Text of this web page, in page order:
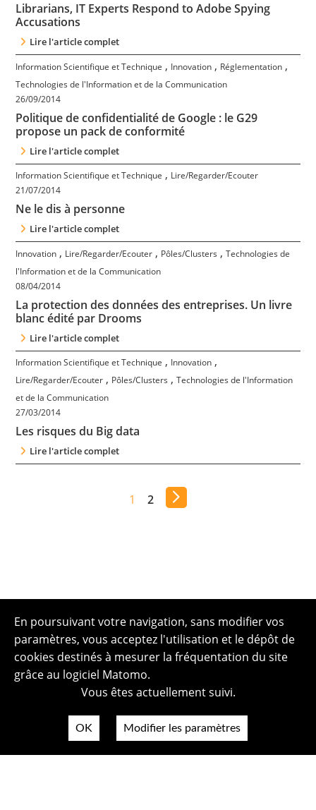
Librarians, IT Experts Respond to Adobe Spying
Accusations
Lire l'article complet
Information Scientifique et Technique , Innovation , Réglementation ,
Technologies de l'Information et de la Communication
26/09/2014
Politique de confidentialité de Google : le G29
propose un pack de conformité
Lire l'article complet
Information Scientifique et Technique , Lire/Regarder/Ecouter
21/07/2014
Ne le dis à personne
Lire l'article complet
Innovation , Lire/Regarder/Ecouter , Pôles/Clusters ,Technologies de
l'Information et de la Communication
08/04/2014
La protection des données des entreprises. Un livre
blanc édité par Drooms
Lire l'article complet
Information Scientifique et Technique , Innovation ,
Lire/Regarder/Ecouter , Pôles/Clusters ,Technologies de l'Information
et de la Communication
27/03/2014
Les risques du Big data
Lire l'article complet
1 2
En poursuivant votre navigation, sans modifier vos
paramètres, vous acceptez l'utilisation et le dépôt de
cookies destinés à mesurer la fréquentation du site
grâce au logiciel Matomo.
Vous êtes actuellement suivi.
OK Modifier les paramètres